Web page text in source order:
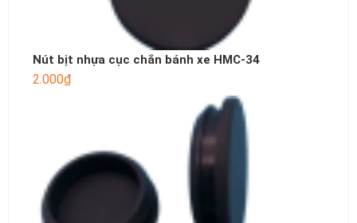
Nút bịt nhựa cục chắn bánh xe HMC-34
2.000₫